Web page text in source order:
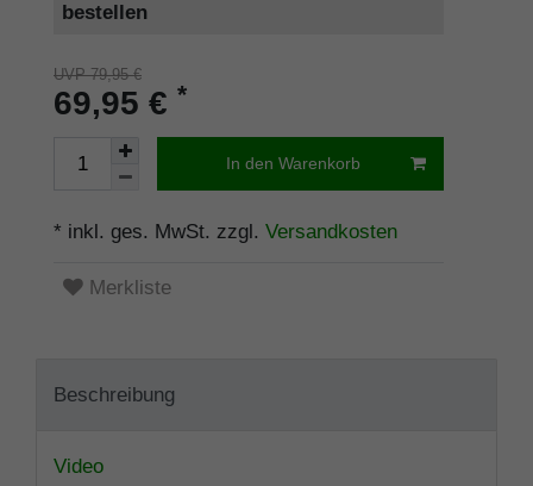
bestellen
UVP 79,95 €
69,95 € *
In den Warenkorb
* inkl. ges. MwSt. zzgl. Versandkosten
Merkliste
Beschreibung
Video